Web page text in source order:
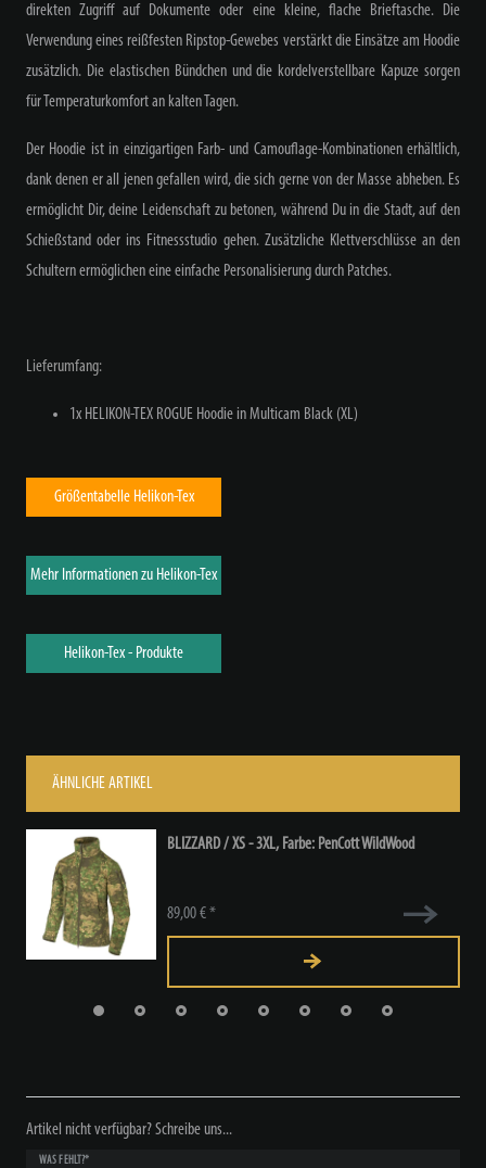
direkten Zugriff auf Dokumente oder eine kleine, flache Brieftasche. Die
Verwendung eines reißfesten Ripstop-Gewebes verstärkt die Einsätze am Hoodie
zusätzlich. Die elastischen Bündchen und die kordelverstellbare Kapuze sorgen
für Temperaturkomfort an kalten Tagen.
Der Hoodie ist in einzigartigen Farb- und Camouflage-Kombinationen erhältlich,
dank denen er all jenen gefallen wird, die sich gerne von der Masse abheben. Es
ermöglicht Dir, deine Leidenschaft zu betonen, während Du in die Stadt, auf den
Schießstand oder ins Fitnessstudio gehen. Zusätzliche Klettverschlüsse an den
Schultern ermöglichen eine einfache Personalisierung durch Patches.
Lieferumfang:
1x HELIKON-TEX ROGUE Hoodie in Multicam Black (XL)
Größentabelle Helikon-Tex
Mehr Informationen zu Helikon-Tex
Helikon-Tex - Produkte
ÄHNLICHE ARTIKEL
BLIZZARD / XS - 3XL, Farbe: PenCott WildWood
89,00 € *
Artikel nicht verfügbar? Schreibe uns...
WAS FEHLT?*